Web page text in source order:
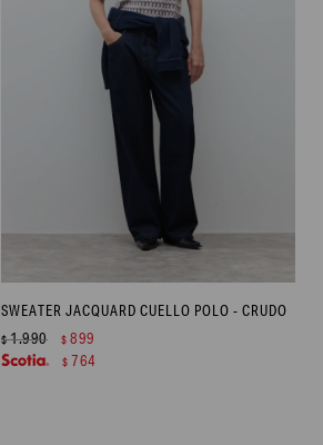
SWEATER JACQUARD CUELLO POLO - CRUDO
$1.990 $ 899
$ 764